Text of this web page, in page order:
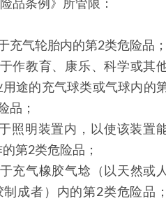
充气轮胎内的第2类危险品
作教育、康乐、科学或其
途的充气球类或气球内的
品；
照明装置内，以使该装置
第2类危险品；
充气橡胶气埝（以天然或
制成者）内的第2类危险品